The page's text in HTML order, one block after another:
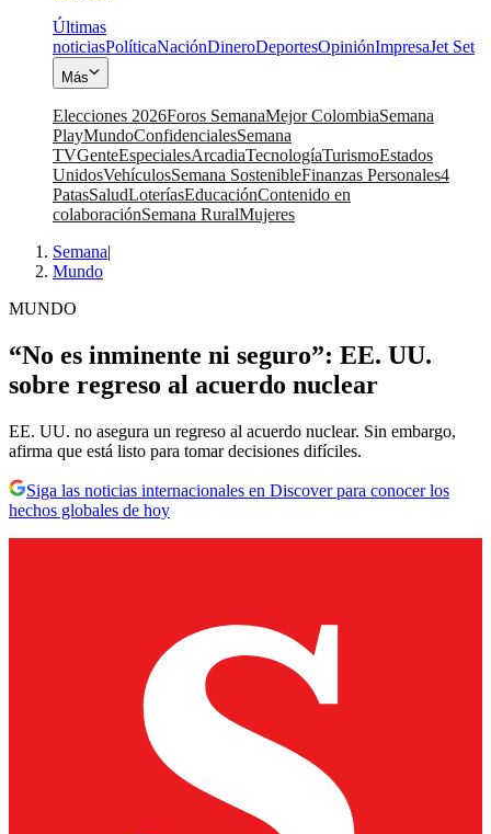
Últimas
noticiasPolíticaNaciónDineroDeportesOpiniónImpresaJet Set
Más
Elecciones 2026Foros SemanaMejor ColombiaSemana
PlayMundoConfidencialesSemana
TVGenteEspecialesArcadiaTecnologíaTurismoEstados
UnidosVehículosSemana SostenibleFinanzas Personales4
PatasSaludLoteríasEducaciónContenido en
colaboraciónSemana RuralMujeres
Semana|
Mundo
MUNDO
“No es inminente ni seguro”: EE. UU.
sobre regreso al acuerdo nuclear
EE. UU. no asegura un regreso al acuerdo nuclear. Sin embargo,
afirma que está listo para tomar decisiones difíciles.
Siga las noticias internacionales en Discover para conocer los
hechos globales de hoy